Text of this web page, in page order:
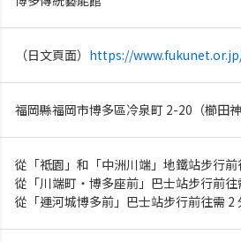
（日文頁面） https://
福岡縣福岡市博多區冷泉町 2-20（櫛田
從「祗園」和「中洲川端」地鐵站步行前
從「川端町・博多座前」巴士站步行前往
從「運河城博多前」巴士站步行前往需 2